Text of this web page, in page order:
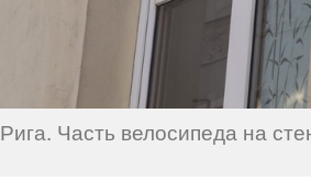
Рига. Часть велосипеда на